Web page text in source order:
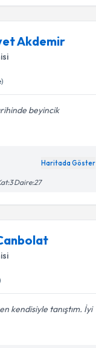
Akdemir
beyincik
Haritada Göster
Daire:27
kendisiyle tanıştım. İyi